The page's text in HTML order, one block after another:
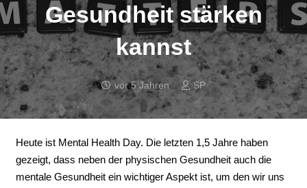
Gesundheit stärken
kannst
vor 5 Jahren SP
Heute ist Mental Health Day. Die letzten 1,5 Jahre haben
gezeigt, dass neben der physischen Gesundheit auch die
mentale Gesundheit ein wichtiger Aspekt ist, um den wir uns